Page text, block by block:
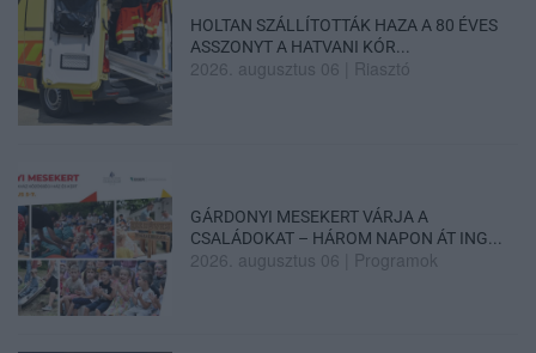
HOLTAN SZÁLLÍTOTTÁK HAZA A 80 ÉVES
ASSZONYT A HATVANI KÓR...
2026. augusztus 06 Riasztó
GÁRDONYI MESEKERT VÁRJA A
CSALÁDOKAT – HÁROM NAPON ÁT ING...
2026. augusztus 06 Programok